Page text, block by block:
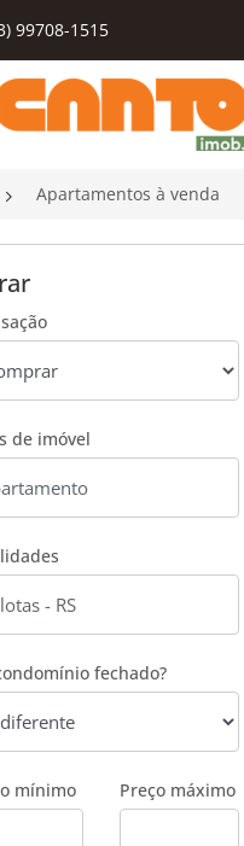
99708-1515
inicial
Apartamentos à venda
de imóvel
fechado?
mínimo Preço máximo